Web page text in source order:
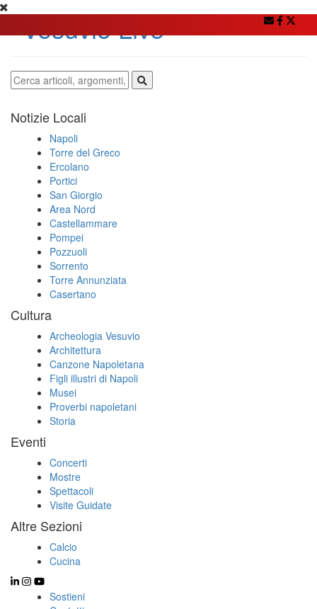
Notizie Locali
Napoli
Torre del Greco
Ercolano
Portici
San Giorgio
Area Nord
Castellammare
Pompei
Pozzuoli
Sorrento
Torre Annunziata
Casertano
Cultura
Archeologia Vesuvio
Architettura
Canzone Napoletana
Figli illustri di Napoli
Musei
Proverbi napoletani
Storia
Eventi
Concerti
Mostre
Spettacoli
Visite Guidate
Altre Sezioni
Calcio
Cucina
Sostieni